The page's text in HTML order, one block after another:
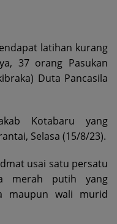
latihan kurang
37 orang Pasukan
Duta Pancasila
Kotabaru yang
Selasa (15/8/23).
usai satu persatu
merah putih yang
maupun wali murid